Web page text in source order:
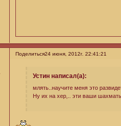
Поделиться24 июня, 2012г. 22:41:21
Устин написал(а):
млять..научите меня это
Ну их на хер,.. эти ваши